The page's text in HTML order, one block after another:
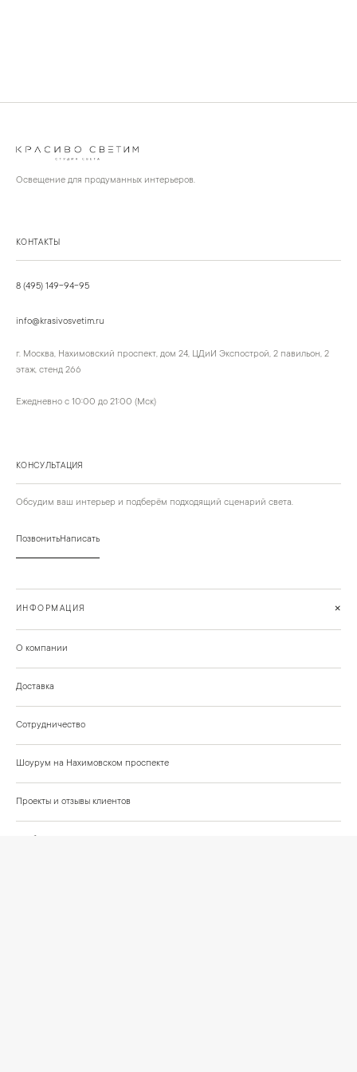
Освещение для продуманных интерьеров.
КОНТАКТЫ
8 (495) 149-94-95
info@krasivosvetim.ru
г. Москва, Нахимовский проспект, дом 24, ЦДиИ Экспострой, 2 павильон, 2
этаж, стенд 266
Ежедневно с 10:00 до 21:00 (Мск)
КОНСУЛЬТАЦИЯ
Обсудим ваш интерьер и подберём подходящий сценарий света.
ПозвонитьНаписать
ИНФОРМАЦИЯ +
О компании
Доставка
Сотрудничество
Шоурум на Нахимовском проспекте
Проекты и отзывы клиентов